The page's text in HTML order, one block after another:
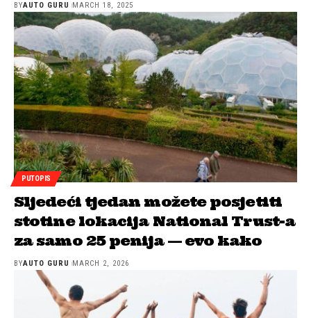
BYAUTO GURU MARCH 18, 2025
PUTOPIS
Sljedeći tjedan možete posjetiti
stotine lokacija National Trust-a
za samo 25 penija — evo kako
BYAUTO GURU MARCH 2, 2026